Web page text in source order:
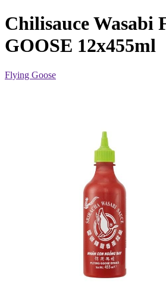
Chilisauce Wasabi
GOOSE 12x455ml
Flying Goose